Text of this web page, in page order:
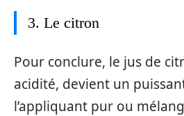
3. Le citron
Pour conclure, le jus de
acidité, devient un
l’appliquant pur ou